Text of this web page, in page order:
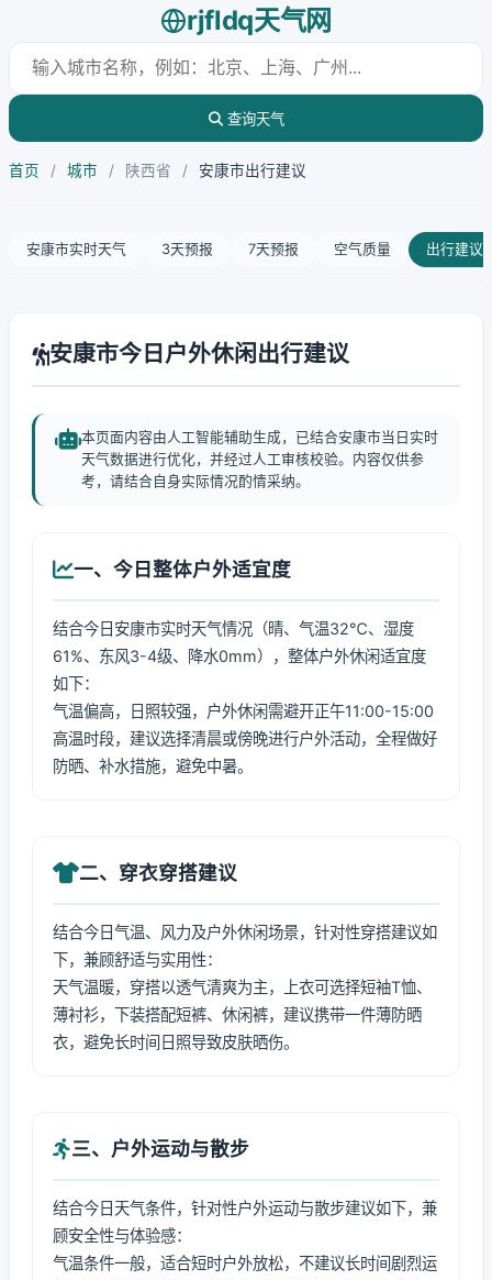
rjfldq天气网
查询天气
首页 / 城市 / 陕西省 / 安康市出行建议
安康市实时天气 3天预报 7天预报 空气质量 出行建议
安康市今日户外休闲出行建议
本页面内容由人工智能辅助生成，已结合安康市当日实时
天气数据进行优化，并经过人工审核校验。内容仅供参
考，请结合自身实际情况酌情采纳。
一、今日整体户外适宜度
结合今日安康市实时天气情况（晴、气温32℃、湿度
61%、东风3-4级、降水0mm），整体户外休闲适宜度
如下：
气温偏高，日照较强，户外休闲需避开正午11:00-15:00
高温时段，建议选择清晨或傍晚进行户外活动，全程做好
防晒、补水措施，避免中暑。
二、穿衣穿搭建议
结合今日气温、风力及户外休闲场景，针对性穿搭建议如
下，兼顾舒适与实用性：
天气温暖，穿搭以透气清爽为主，上衣可选择短袖T恤、
薄衬衫，下装搭配短裤、休闲裤，建议携带一件薄防晒
衣，避免长时间日照导致皮肤晒伤。
三、户外运动与散步
结合今日天气条件，针对性户外运动与散步建议如下，兼
顾安全性与体验感：
气温条件一般，适合短时户外放松，不建议长时间剧烈运